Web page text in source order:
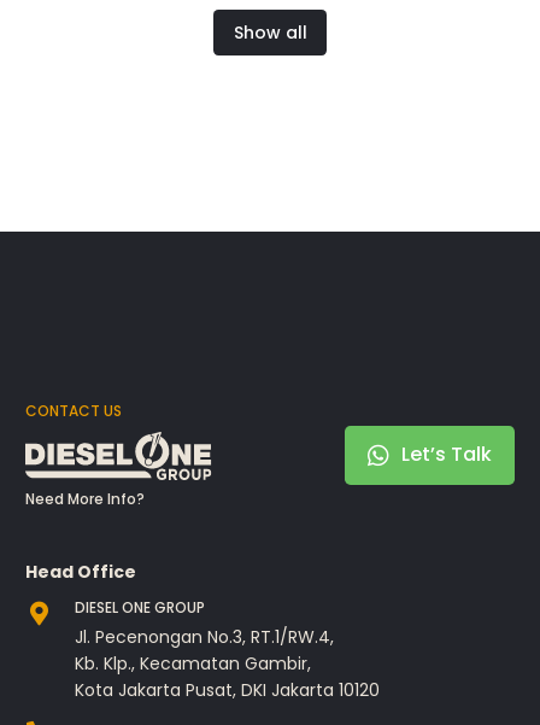
Show all
CONTACT US
Need More Info?
Let’s Talk
Head Office
DIESEL ONE GROUP
Jl. Pecenongan No.3, RT.1/RW.4,
Kb. Klp., Kecamatan Gambir,
Kota Jakarta Pusat, DKI Jakarta 10120